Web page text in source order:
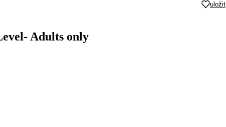
uložit
Adults only